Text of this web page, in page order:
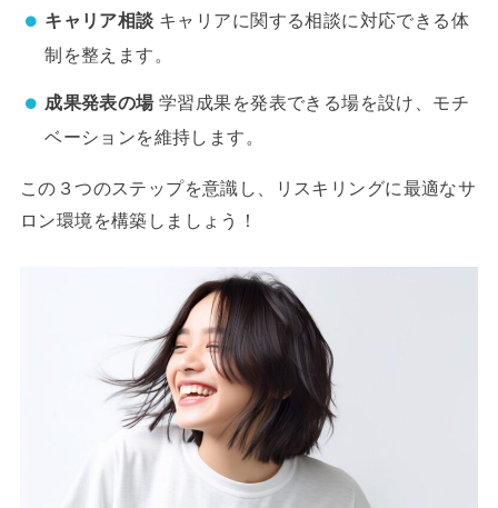
キャリア相談 キャリアに関する相談に対応できる体
制を整えます。
成果発表の場学習成果を発表できる場を設け、モチ
ベーションを維持します。
この３つのステップを意識し、リスキリングに最適なサ
ロン環境を構築しましょう！